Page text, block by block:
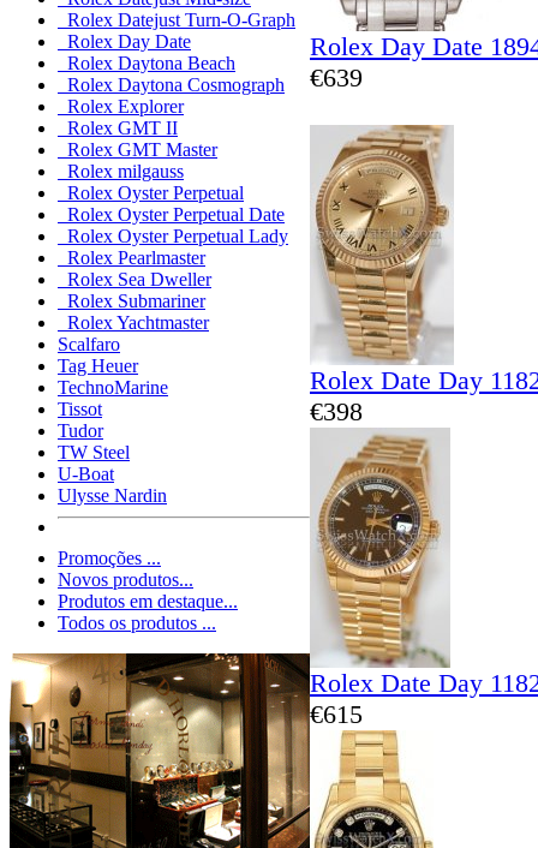
Rolex Datejust Turn-O-Graph
Rolex Day Date
Rolex Daytona Beach
Rolex Daytona Cosmograph
Rolex Explorer
Rolex GMT II
Rolex GMT Master
Rolex milgauss
Rolex Oyster Perpetual
Rolex Oyster Perpetual Date
Rolex Oyster Perpetual Lady
Rolex Pearlmaster
Rolex Sea Dweller
Rolex Submariner
Rolex Yachtmaster
Scalfaro
Tag Heuer
TechnoMarine
Tissot
Tudor
TW Steel
U-Boat
Ulysse Nardin
Promoções ...
Novos produtos...
Produtos em destaque...
Todos os produtos ...
Rolex Day Date
€639
Rolex Date Day
€398
Rolex Date Day
€615